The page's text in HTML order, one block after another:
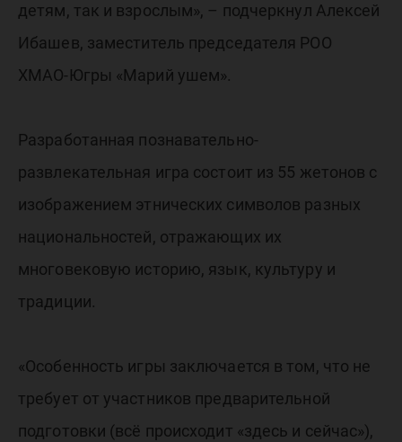
детям, так и взрослым», – подчеркнул Алексей
Ибашев, заместитель председателя РОО
ХМАО-Югры «Марий ушем».
Разработанная познавательно-
развлекательная игра состоит из 55 жетонов с
изображением этнических символов разных
национальностей, отражающих их
многовековую историю, язык, культуру и
традиции.
«Особенность игры заключается в том, что не
требует от участников предварительной
подготовки (всё происходит «здесь и сейчас»),